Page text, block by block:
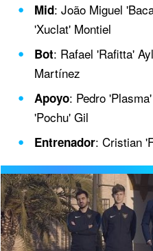
Mid: João Miguel
'Xuclat' Montiel
Bot: Rafael 'Rafitta'
Martínez
Apoyo: Pedro
'Pochu' Gil
Entrenador: Cristian